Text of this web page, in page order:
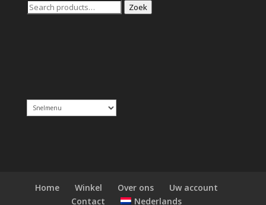
Zoeken
Zoek
Home Winkel Over ons
Uw account
Contact
Nederlands